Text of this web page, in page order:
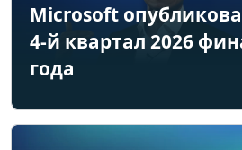
Microsoft
4-й квартал 2026
года